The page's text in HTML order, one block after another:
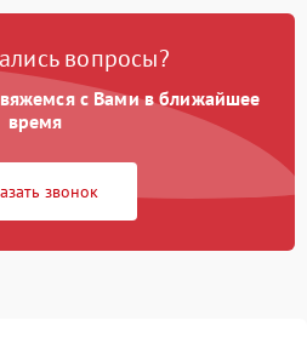
вопросы?
с Вами в ближайшее
время
звонок